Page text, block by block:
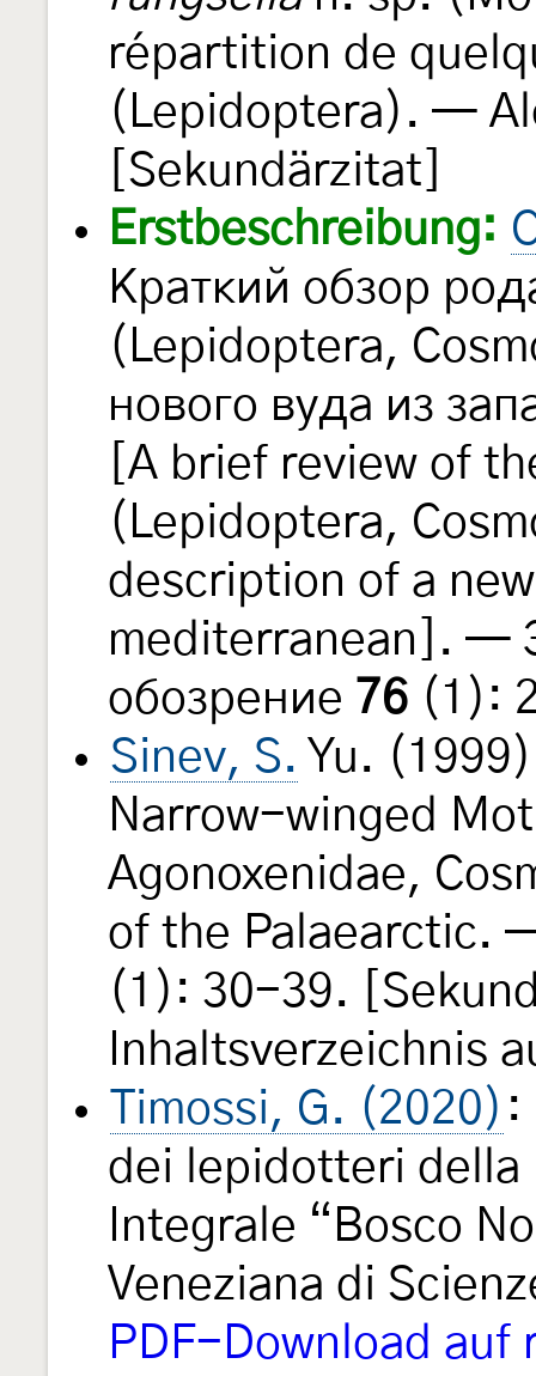
répartition de
(Lepidoptera). —
[Sekundärzitat]
Erstbeschreibung:
Краткий обзор
(Lepidoptera,
нового вуда из
[A brief review of
(Lepidoptera,
description of a
mediterranean]. —
обозрение 76 (1):
Sinev, S. Yu.
Narrow-winged
Agonoxenidae,
of the Palaearctic.
(1): 30-39.
Inhaltsverzeichnis
Timossi, G. (2020) :
dei lepidotteri della
Integrale “Bosco
Veneziana di
PDF-Download